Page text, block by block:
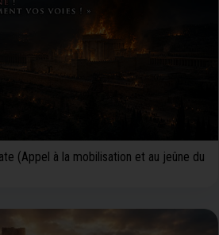
(Appel à la mobilisation et au jeûne du